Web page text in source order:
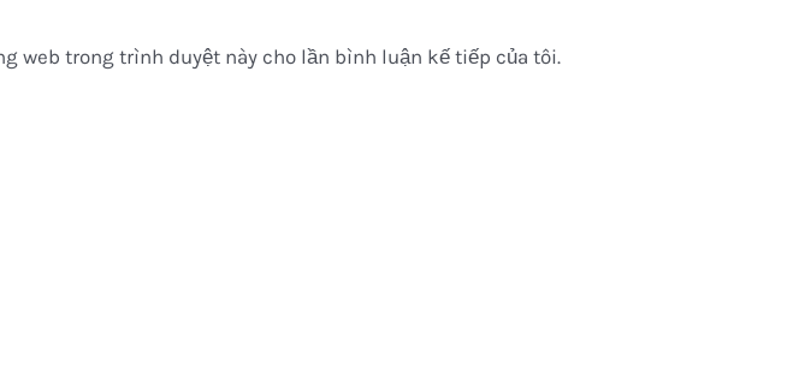
web trong trình duyệt này cho lần bình luận kế tiếp của tôi.